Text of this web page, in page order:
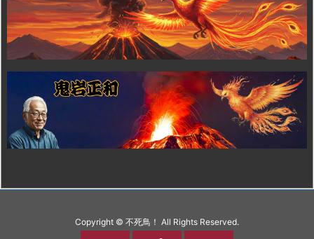
Copyright © 不死鳥！ All Rights Reserved.